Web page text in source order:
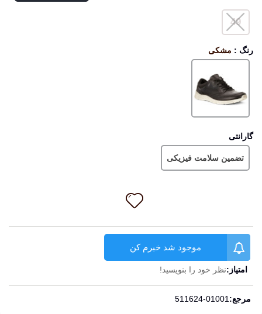
49
رنگ : مشکی
گارانتی
تضمین سلامت فیزیکی
موجود شد خبرم کن
امتیاز:نظر خود را بنویسید!
مرجع: 511624-01001